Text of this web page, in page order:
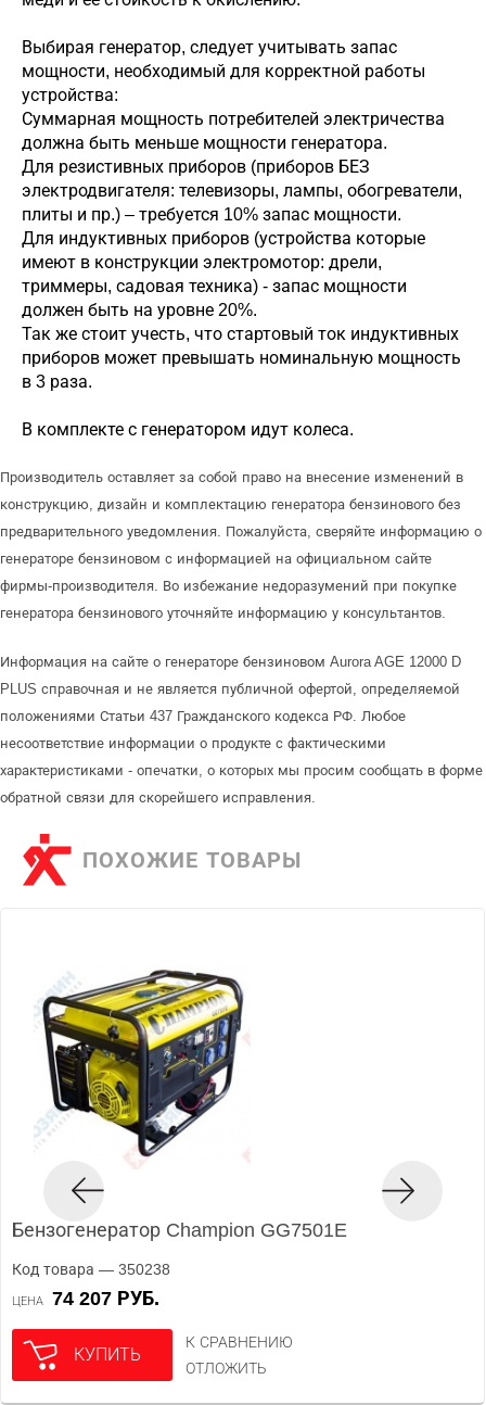
Выбирая генератор, следует учитывать запас
мощности, необходимый для корректной работы
устройства:
Суммарная мощность потребителей электричества
должна быть меньше мощности генератора.
Для резистивных приборов (приборов БЕЗ
электродвигателя: телевизоры, лампы, обогреватели,
плиты и пр.) – требуется 10% запас мощности.
Для индуктивных приборов (устройства которые
имеют в конструкции электромотор: дрели,
триммеры, садовая техника) - запас мощности
должен быть на уровне 20%.
Так же стоит учесть, что стартовый ток индуктивных
приборов может превышать номинальную мощность
в 3 раза.
В комплекте с генератором идут колеса.
Производитель оставляет за собой право на внесение изменений в
конструкцию, дизайн и комплектацию генератора бензинового без
предварительного уведомления. Пожалуйста, сверяйте информацию о
генераторе бензиновом с информацией на официальном сайте
фирмы-производителя. Во избежание недоразумений при покупке
генератора бензинового уточняйте информацию у консультантов.
Информация на сайте о генераторе бензиновом Aurora AGE 12000 D
PLUS справочная и не является публичной офертой, определяемой
положениями Статьи 437 Гражданского кодекса РФ. Любое
несоответствие информации о продукте с фактическими
характеристиками - опечатки, о которых мы просим сообщать в форме
обратной связи для скорейшего исправления.
ПОХОЖИЕ ТОВАРЫ
Бензогенератор Champion GG7501E
Код товара — 350238
ЦЕНА 74 207 РУБ.
КУПИТЬ
К СРАВНЕНИЮ
ОТЛОЖИТЬ